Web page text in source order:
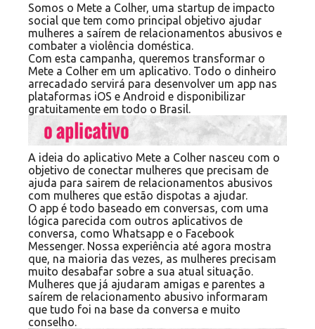
Somos o Mete a Colher, uma startup de impacto
social que tem como principal objetivo ajudar
mulheres a saírem de relacionamentos abusivos e
combater a violência doméstica.
Com esta campanha, queremos transformar o
Mete a Colher em um aplicativo. Todo o dinheiro
arrecadado servirá para desenvolver um app nas
plataformas iOS e Android e disponibilizar
gratuitamente em todo o Brasil.
A ideia do aplicativo Mete a Colher nasceu com o
objetivo de conectar mulheres que precisam de
ajuda para sairem de relacionamentos abusivos
com mulheres que estão dispotas a ajudar.
O app é todo baseado em conversas, com uma
lógica parecida com outros aplicativos de
conversa, como Whatsapp e o Facebook
Messenger. Nossa experiência até agora mostra
que, na maioria das vezes, as mulheres precisam
muito desabafar sobre a sua atual situação.
Mulheres que já ajudaram amigas e parentes a
saírem de relacionamento abusivo informaram
que tudo foi na base da conversa e muito
conselho.